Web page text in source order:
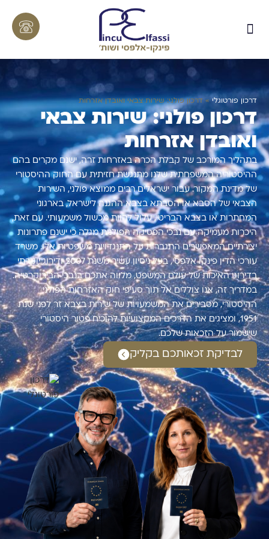
דרכון פורטוגלי» דרכון פולני: שירות צבאי ואובדן אזרחות
דרכון פולני: שירות צבאי
ואובדן אזרחות
בתהליך המורכב של קבלת הכרה באזרחות זרה, ישנם מקרים בהם
ההיסטוריה המשפחתית שלנו מתנגשת חזיתית עם החוק ההיסטורי
של מדינת המקור. עבור ישראלים רבים ממוצא פולני, השירות
הצבאי של הסבא או הסבתא בצבא ההגנה לישראל, בארגוני
המחתרות או בצבא הבריטי, עלול להוות מכשול משמעותי. עם זאת,
היכרות מעמיקה עם נבכי הפסיקה הפולנית מגלה כי ישנם פתרונות
יצירתיים המאפשרים התגברות על התנגדויות משפטיות אלו. משרד
עורכי הדין פינקו אלפסי, בעל ניסיון עשיר משנת 2007 ודירוג יוקרתי
בדירוגי האיכות של עולם המשפט, מלווה אתכם בנבכי הבירוקרטיה.
במדריך זה, אנו צוללים אל תוך סעיפי חוק האזרחות הפולני
ההיסטורי, מסבירים את המשמעויות של שירות בצבא זר לפני שנת
1951, ומציגים את הדרכים המקצועיות להוכיח פטור היסטורי
שישמור על הזכאות שלכם.
לבדיקת זכאותכם בקליק